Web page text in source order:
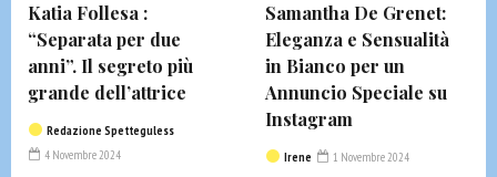
Katia Follesa :
“Separata per due
anni”. Il segreto più
grande dell’attrice
Redazione Spetteguless
4 Novembre 2024
Samantha De Grenet:
Eleganza e Sensualità
in Bianco per un
Annuncio Speciale su
Instagram
Irene 1 Novembre 2024